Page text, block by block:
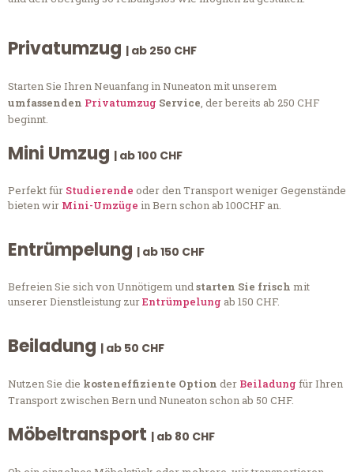
Privatumzug | ab 250 CHF
Starten Sie Ihren Neuanfang in Nuneaton mit unserem
umfassenden Privatumzug Service, der bereits ab 250 CHF
beginnt.
Mini Umzug | ab 100 CHF
Perfekt für Studierende oder den Transport weniger Gegenstände
bieten wir Mini-Umzüge in Bern schon ab 100CHF an.
Entrümpelung | ab 150 CHF
Befreien Sie sich von Unnötigem undstarten Sie frisch mit
unserer Dienstleistung zurEntrümpelung ab 150 CHF.
Beiladung | ab 50 CHF
Nutzen Sie die kosteneffiziente Option der Beiladung für Ihren
Transport zwischen Bern und Nuneaton schon ab 50 CHF.
Möbeltransport | ab 80 CHF